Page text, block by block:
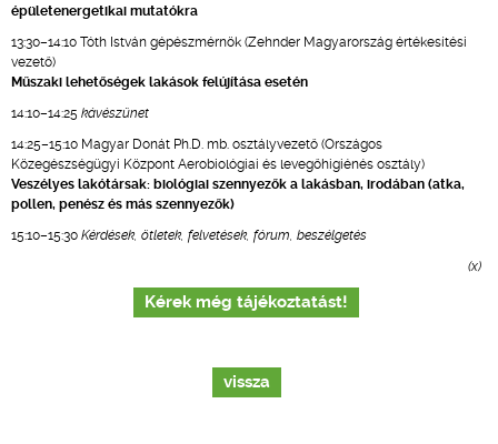
épületenergetikai mutatókra
13:30–14:10 Tóth István gépészmérnök (Zehnder Magyarország értékesítési
vezető)
Műszaki lehetőségek lakások felújítása esetén
14:10–14:25 kávészünet
14:25–15:10 Magyar Donát Ph.D. mb. osztályvezető (Országos
Közegészségügyi Központ Aerobiológiai és levegőhigiénés osztály)
Veszélyes lakótársak: biológiai szennyezők a lakásban, irodában (atka,
pollen, penész és más szennyezők)
15:10–15:30 Kérdések, ötletek, felvetések, fórum, beszélgetés
(x)
Kérek még tájékoztatást!
vissza